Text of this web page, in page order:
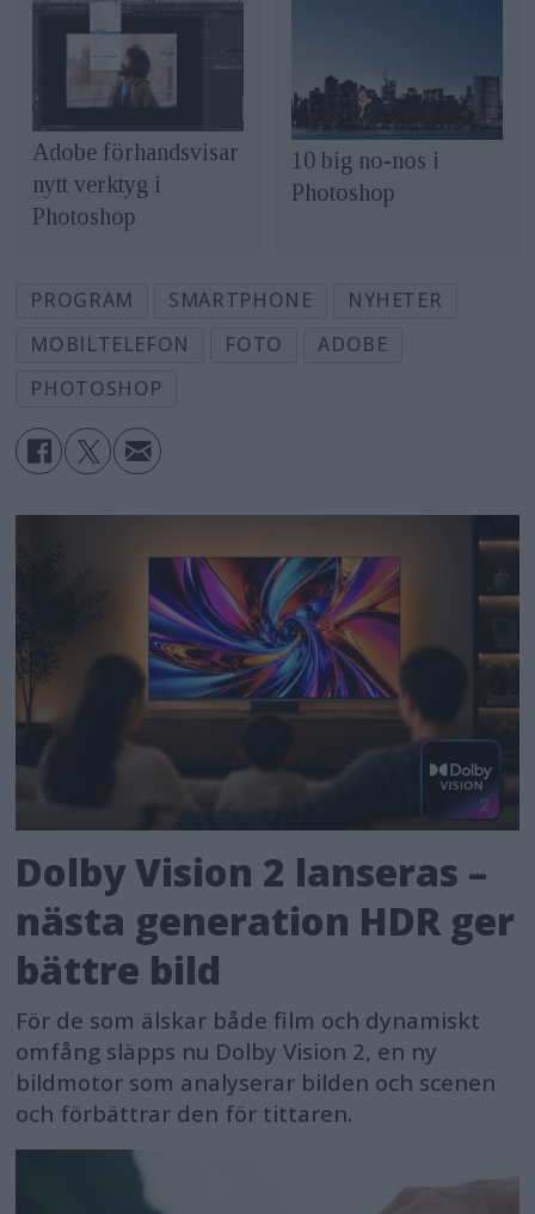
Adobe förhandsvisar
nytt verktyg i
Photoshop
10 big no-nos i
Photoshop
PROGRAM SMARTPHONE
NYHETER
MOBILTELEFON
FOTO
ADOBE
PHOTOSHOP
Dolby Vision 2 lanseras –
nästa generation HDR ger
bättre bild
För de som älskar både film och dynamiskt
omfång släpps nu Dolby Vision 2, en ny
bildmotor som analyserar bilden och scenen
och förbättrar den för tittaren.